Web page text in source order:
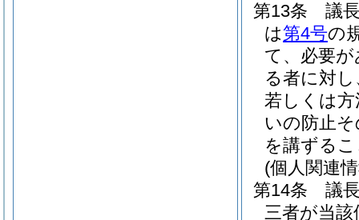
第13条
議
は第4号の
て、必要
る者に対
若しくは
いの防止
を講ずる
(個人関連
第14条
議
三者が当